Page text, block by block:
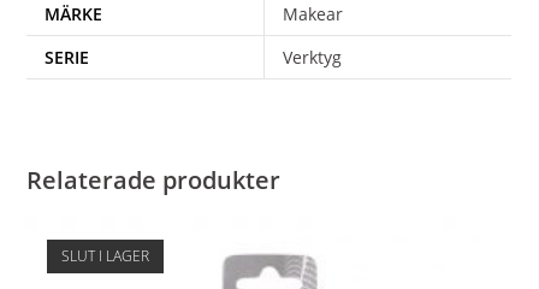
MÄRKE
Makear
SERIE
Verktyg
Relaterade produkter
SLUT I LAGER